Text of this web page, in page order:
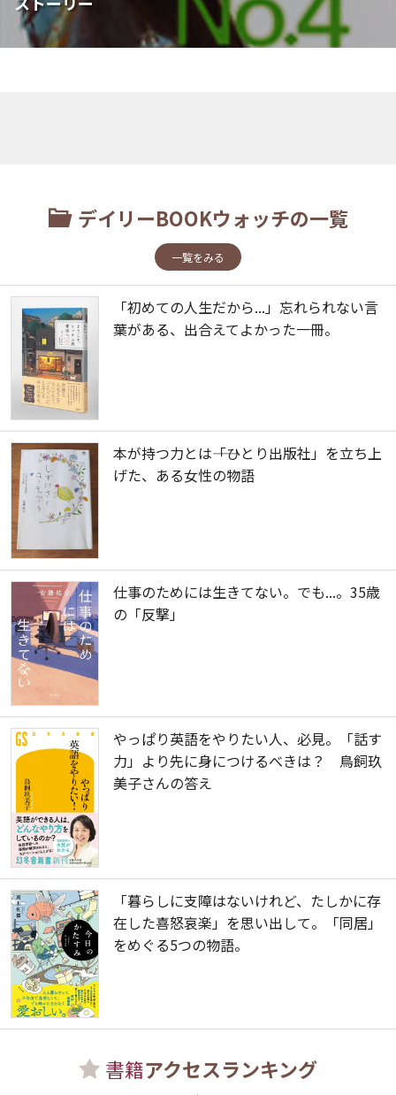
デイリーBOOKウォッチの一覧
一覧をみる
「初めての人生だから...」忘れられない言
葉がある、出合えてよかった一冊。
本が持つ力とは――「ひとり出版社」を立ち上
げた、ある女性の物語
仕事のためには生きてない。でも...。35歳
の「反撃」
やっぱり英語をやりたい人、必見。「話す
力」より先に身につけるべきは？ 鳥飼玖
美子さんの答え
「暮らしに支障はないけれど、たしかに存
在した喜怒哀楽」を思い出して。「同居」
をめぐる5つの物語。
書籍アクセスランキング